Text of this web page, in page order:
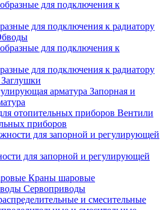
для подключения к радиатору
для подключения к радиатору
Заглушки
Запорная и
Вентили
приборов
для запорной и регулирующей
Краны шаровые
Сервоприводы